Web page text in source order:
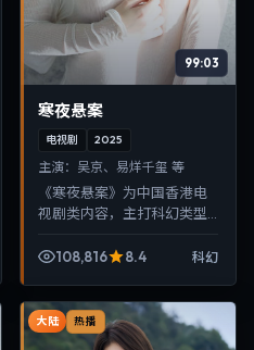
99:03
寒夜悬案
电视剧 2025
主演： 吴京、易烊千玺 等
《寒夜悬案》为中国香港电
视剧类内容，主打科幻类型
晰，适合移动端与电视端随
108,816 8.4 科幻
大陆 热播